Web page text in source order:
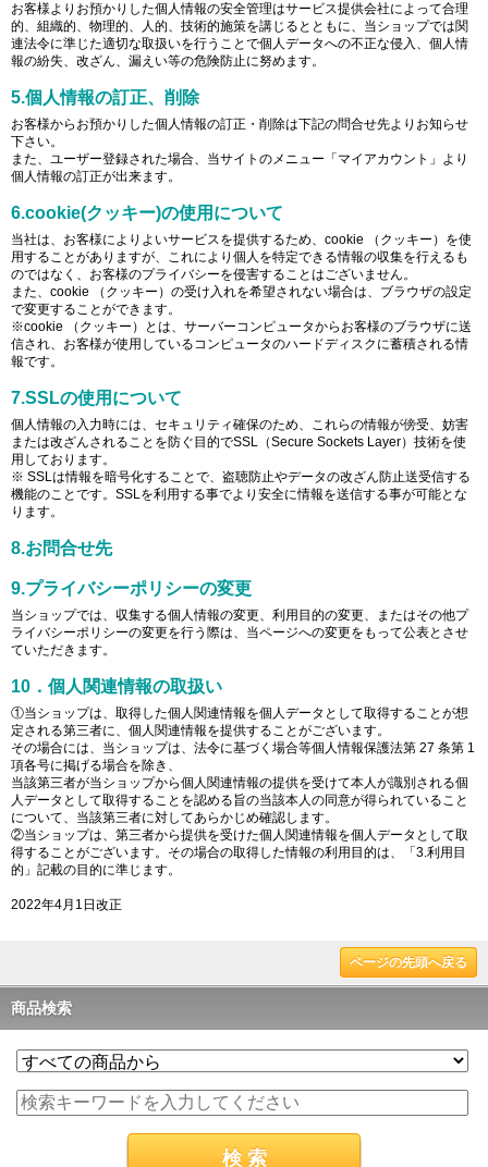
お客様よりお預かりした個人情報の安全管理はサービス提供会社によって合理
的、組織的、物理的、人的、技術的施策を講じるとともに、当ショップでは関
連法令に準じた適切な取扱いを行うことで個人データへの不正な侵入、個人情
報の紛失、改ざん、漏えい等の危険防止に努めます。
5.個人情報の訂正、削除
お客様からお預かりした個人情報の訂正・削除は下記の問合せ先よりお知らせ
下さい。
また、ユーザー登録された場合、当サイトのメニュー「マイアカウント」より
個人情報の訂正が出来ます。
6.cookie(クッキー)の使用について
当社は、お客様によりよいサービスを提供するため、cookie （クッキー）を使
用することがありますが、これにより個人を特定できる情報の収集を行えるも
のではなく、お客様のプライバシーを侵害することはございません。
また、cookie （クッキー）の受け入れを希望されない場合は、ブラウザの設定
で変更することができます。
※cookie （クッキー）とは、サーバーコンピュータからお客様のブラウザに送
信され、お客様が使用しているコンピュータのハードディスクに蓄積される情
報です。
7.SSLの使用について
個人情報の入力時には、セキュリティ確保のため、これらの情報が傍受、妨害
または改ざんされることを防ぐ目的でSSL（Secure Sockets Layer）技術を使
用しております。
※ SSLは情報を暗号化することで、盗聴防止やデータの改ざん防止送受信する
機能のことです。SSLを利用する事でより安全に情報を送信する事が可能とな
ります。
8.お問合せ先
9.プライバシーポリシーの変更
当ショップでは、収集する個人情報の変更、利用目的の変更、またはその他プ
ライバシーポリシーの変更を行う際は、当ページへの変更をもって公表とさせ
ていただきます。
10．個人関連情報の取扱い
①当ショップは、取得した個人関連情報を個人データとして取得することが想
定される第三者に、個人関連情報を提供することがございます。
その場合には、当ショップは、法令に基づく場合等個人情報保護法第 27 条第 1
項各号に掲げる場合を除き、
当該第三者が当ショップから個人関連情報の提供を受けて本人が識別される個
人データとして取得することを認める旨の当該本人の同意が得られていること
について、当該第三者に対してあらかじめ確認します。
②当ショップは、第三者から提供を受けた個人関連情報を個人データとして取
得することがございます。その場合の取得した情報の利用目的は、「3.利用目
的」記載の目的に準じます。
2022年4月1日改正
ページの先頭へ戻る
商品検索